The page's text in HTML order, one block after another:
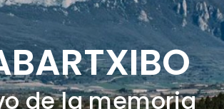
de la memoria